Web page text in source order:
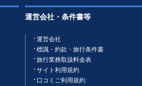
運営会社・条件書等
運営会社
標識・約款・旅行条件書
旅行業務取扱料金表
サイト利用規約
口コミご利用規約